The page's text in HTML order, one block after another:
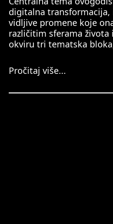
digitalna transformacija,
vidljive promene koje
različitim sferama života
okviru tri tematska
Pročitaj više...